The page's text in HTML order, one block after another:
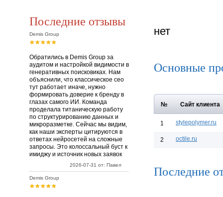
Последние отзывы
Demis Group
Обратились в Demis Group за
аудитом и настройкой видимости в
генеративных поисковиках. Нам
объяснили, что классическое сео
тут работает иначе, нужно
формировать доверие к бренду в
глазах самого ИИ. Команда
проделала титаническую работу
по структурированию данных и
микроразметке. Сейчас мы видим,
как наши эксперты цитируются в
ответах нейросетей на сложные
запросы. Это колоссальный буст к
имиджу и источник новых заявок
2026-07-31 от: Павел
Demis Group
нет
Основные
№ Сайт клиента
1 stylepolymer.ru
2 octile.ru
Последние